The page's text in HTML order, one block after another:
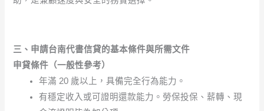
三、申請台南代書信貸的基本條件與所需文件
申貸條件（一般性參考）
年滿 20 歲以上，具備完全行為能力。
有穩定收入或可證明還款能力。勞保投保、薪轉、現